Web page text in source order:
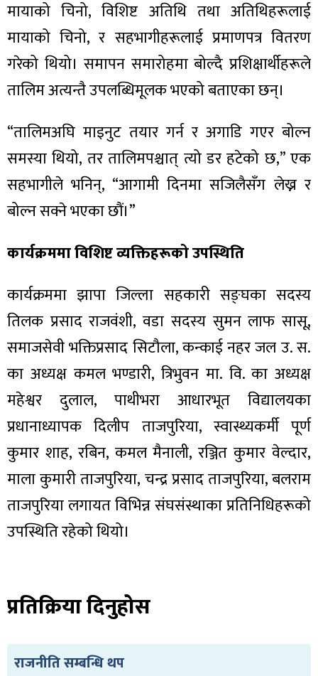
मायाको चिनो, विशिष्ट अतिथि तथा अतिथिहरूलाई
मायाको चिनो, र सहभागीहरूलाई प्रमाणपत्र वितरण
गरेको थियो। समापन समारोहमा बोल्दै प्रशिक्षार्थीहरूले
तालिम अत्यन्तै उपलब्धिमूलक भएको बताएका छन्।
“तालिमअघि माइनुट तयार गर्न र अगाडि गएर बोल्न
समस्या थियो, तर तालिमपश्चात् त्यो डर हटेको छ,” एक
सहभागीले भनिन्, “आगामी दिनमा सजिलैसँग लेख्न र
बोल्न सक्ने भएका छौं।”
कार्यक्रममा विशिष्ट व्यक्तिहरूको उपस्थिति
कार्यक्रममा झापा जिल्ला सहकारी सङ्घका सदस्य
तिलक प्रसाद राजवंशी, वडा सदस्य सुमन लाफ सासू,
समाजसेवी भक्तिप्रसाद सिटौला, कन्काई नहर जल उ. स.
का अध्यक्ष कमल भण्डारी, त्रिभुवन मा. वि. का अध्यक्ष
महेश्वर दुलाल, पाथीभरा आधारभूत विद्यालयका
प्रधानाध्यापक दिलीप ताजपुरिया, स्वास्थ्यकर्मी पूर्ण
कुमार शाह, रबिन, कमल मैनाली, रञ्जित कुमार वेल्दार,
माला कुमारी ताजपुरिया, चन्द्र प्रसाद ताजपुरिया, बलराम
ताजपुरिया लगायत विभिन्न संघसंस्थाका प्रतिनिधिहरूको
उपस्थिति रहेको थियो।
प्रतिक्रिया दिनुहोस
राजनीति सम्बन्धि थप